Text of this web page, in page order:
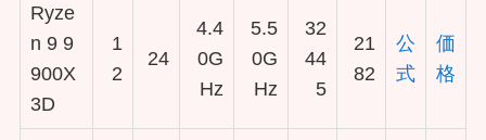
Ryze
n 9 9
900X
3D
1
2
24
4.4
0G
Hz
5.5
0G
Hz
32
44
5
21
82
公
式
価
格